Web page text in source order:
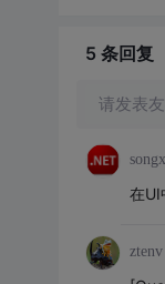
5 条回复
请发表
在UI
ztenv